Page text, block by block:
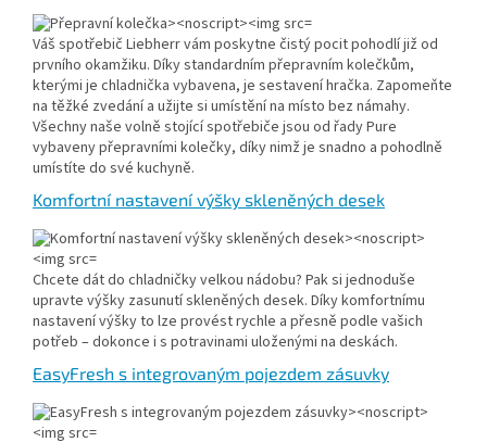
Váš spotřebič Liebherr vám poskytne čistý pocit pohodlí již od
prvního okamžiku. Díky standardním přepravním kolečkům,
kterými je chladnička vybavena, je sestavení hračka. Zapomeňte
na těžké zvedání a užijte si umístění na místo bez námahy.
Všechny naše volně stojící spotřebiče jsou od řady Pure
vybaveny přepravními kolečky, díky nimž je snadno a pohodlně
umístíte do své kuchyně.
Komfortní nastavení výšky skleněných desek
Chcete dát do chladničky velkou nádobu? Pak si jednoduše
upravte výšky zasunutí skleněných desek. Díky komfortnímu
nastavení výšky to lze provést rychle a přesně podle vašich
potřeb – dokonce i s potravinami uloženými na deskách.
EasyFresh s integrovaným pojezdem zásuvky